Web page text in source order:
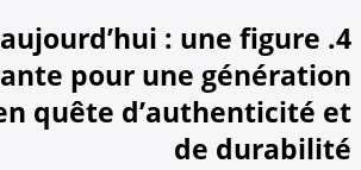
4. Le cowboy aujourd’hui :
inspirante pour une
française en quête